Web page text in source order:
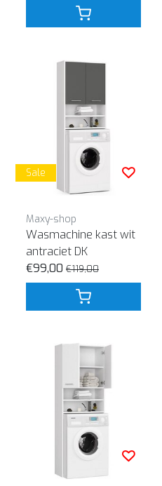
Sale
Maxy-shop
Wasmachine kast wit
antraciet DK
€99,00 €119,00